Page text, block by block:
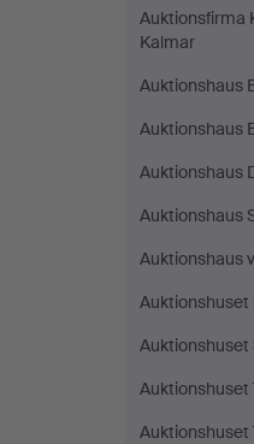
Auktionsfirma
Kalmar
Auktionshaus
Auktionshaus
Auktionshaus
Auktionshaus
Auktionshaus
Auktionshuset
Auktionshuset
Auktionshuset
Auktionshuset